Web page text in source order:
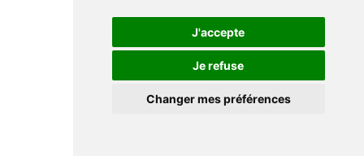
J'accepte
Je refuse
Changer mes préférences